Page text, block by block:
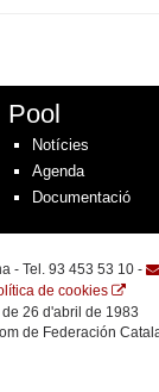
Pool
Notícies
Agenda
Documentació
- Tel. 93 453 53 10 -
de cookies
26 d'abril de 1983
de Federación